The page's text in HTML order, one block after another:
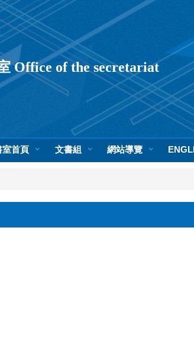
Office of the secretariat
室首頁 文書組 網站導覽